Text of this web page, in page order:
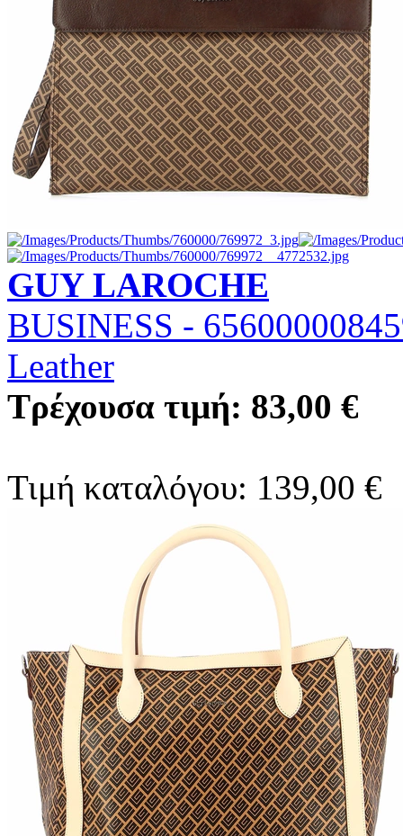
GUY LAROCHE
BUSINESS -
Leather
Τρέχουσα τιμή: 83,00 €
Τιμή καταλόγου: 139,00 €